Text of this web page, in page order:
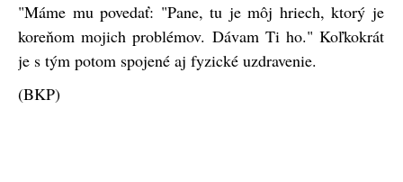
"Máme mu povedať: "Pane, tu je môj hriech, ktorý je
koreňom mojich problémov. Dávam Ti ho." Koľkokrát
je s tým potom spojené aj fyzické uzdravenie.
(BKP)